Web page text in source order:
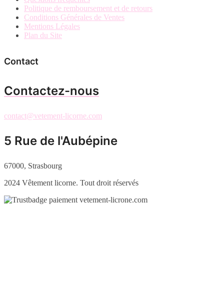
Politique de remboursement et de retours
Conditions Générales de Ventes
Mentions Légales
Plan du Site
Contact
Contactez-nous
contact@vetement-licorne.com
5 Rue de l'Aubépine
67000, Strasbourg
2024 Vêtement licorne. Tout droit réservés